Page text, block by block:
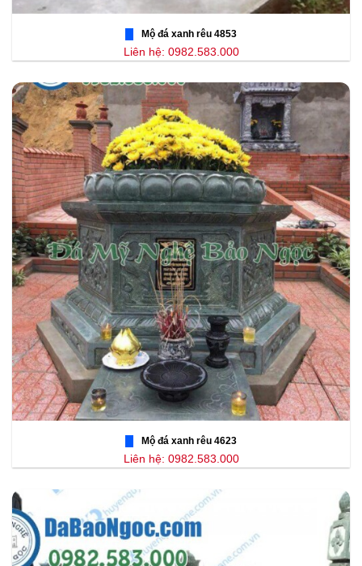
Mộ đá xanh rêu 4853
Liên hệ: 0982.583.000
Mộ đá xanh rêu 4623
Liên hệ: 0982.583.000